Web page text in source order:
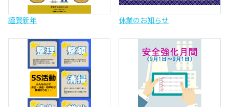
謹賀新年 休業のお知らせ